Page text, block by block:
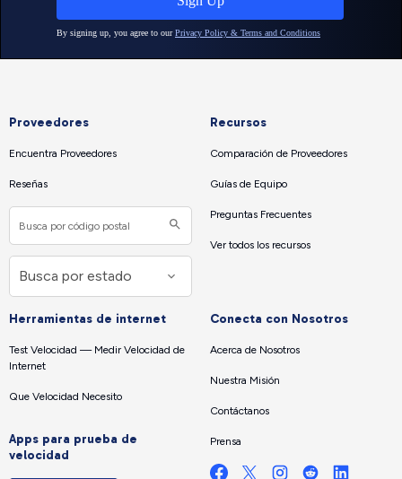
Proveedores
Encuentra Proveedores
Reseñas
Recursos
Comparación de Proveedores
Guías de Equipo
Preguntas Frecuentes
Ver todos los recursos
Herramientas de internet
Test Velocidad — Medir Velocidad de
Internet
Que Velocidad Necesito
Apps para prueba de
velocidad
Conecta con Nosotros
Acerca de Nosotros
Nuestra Misión
Contáctanos
Prensa